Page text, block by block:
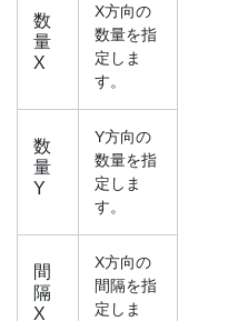
数
量
X
X方向の
数量を指
定しま
す。
数
量
Y
Y方向の
数量を指
定しま
す。
間
隔
X
X方向の
間隔を指
定しま